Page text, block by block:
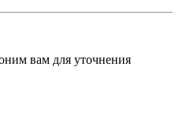
вам для уточнения